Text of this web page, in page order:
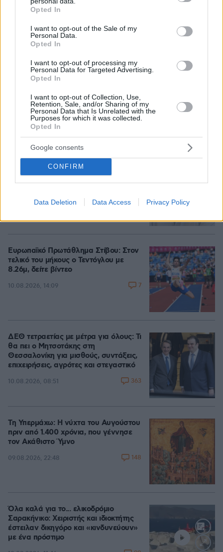
grant or deny consent to Google and its third-party tags to
use your data for below specified purposes in below Google
consent section.
Opted In
I want to opt-out of the Sale of my
Personal Data.
Opted In
I want to opt-out of processing my
Personal Data for Targeted Advertising.
Opted In
I want to opt-out of Collection, Use,
Retention, Sale, and/or Sharing of my
Personal Data that Is Unrelated with the
Purposes for which it was collected.
Opted In
Google consents
CONFIRM
Data Deletion Data Access Privacy Policy
«Δεν ήταν κοντά στο παιδί και πριν έναν μήνα το
είχε αφήσει ξανά μόνο» ισχυρίζεται ο ιδιοκτήτης
του beach bar για τον πατέρα του 4χρονου στην
10.08.2026, 12:21
Η 24χρονη αριστούχος της Ιατρικής
Όρκο, μιλά για τον «άριστο γιατρό»
10.08.2026, 08:09 81
Πέθανε ο σπουδαίος διανοούμενος,
Στέλιος Ράμφος σε ηλικία 87 ετών
Ευρωπαϊκό Πρωτάθλημα Στίβου: Στον
τελικό του μήκους ο Τεντόγλου με
8.26μ, δείτε βίντεο
10.08.2026, 14:09 7
ΔΕΘ τετραετίας με μέτρα για όλους: Τι
θα πει ο Μητσοτάκης στη
Θεσσαλονίκη για μισθούς, συντάξεις,
επιχειρήσεις, αγρότες και στεγαστικό
10.08.2026, 08:51 363
Τη Υπερμάχω: Η νύχτα του Αυγούστου
πριν από 1.400 χρόνια, που γέννησε
τον Ακάθιστο Ύμνο
09.08.2026, 22:48 148
Όλα καλά για το... ελικοδρόμιο
Σαρακήνικο: Χειριστής και ιδιοκτήτης
έστειλαν δικηγόρο και «κινδυνεύουν»
με ένα πρόστιμο